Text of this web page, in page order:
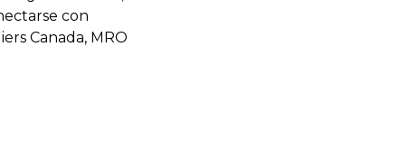
con
Canada, MRO